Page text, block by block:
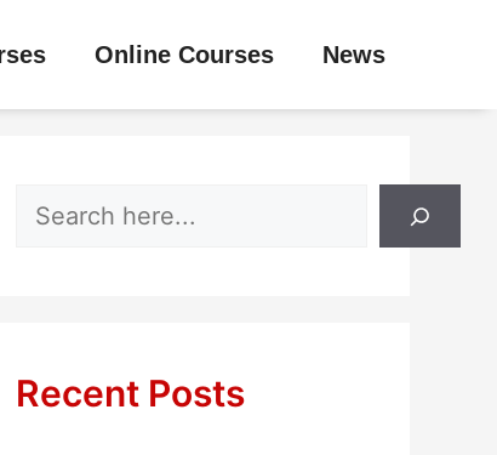
Online Courses News
Search
Recent Posts